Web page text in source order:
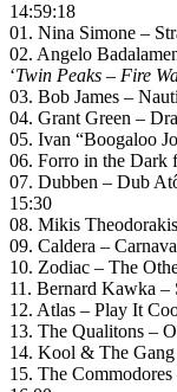
14:59:18
01. Nina Simone –
02. Angelo
‘Twin Peaks – Fire
03. Bob James –
04. Grant Green –
05. Ivan “Boogaloo
06. Forro in the Dark
07. Dubben – Dub
15:30
08. Mikis
09. Caldera –
10. Zodiac – The
11. Bernard Kawka –
12. Atlas – Play It
13. The Qualitons –
14. Kool & The
15. The